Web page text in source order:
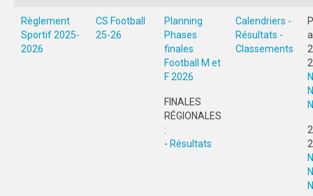
POITIERS
CHAMPIONNAT DE FRANCE U
Règlement
Sportif 2025-
2026
CS Football
25-26
Planning
Phases
finales
Football M et
F 2026
FINALES
RÉGIONALES
:
- Résultats
Calendriers -
Résultats -
Classements